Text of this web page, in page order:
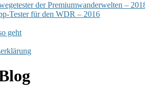
der Premiumwanderwelten –
Tester für den WDR – 2016
geht